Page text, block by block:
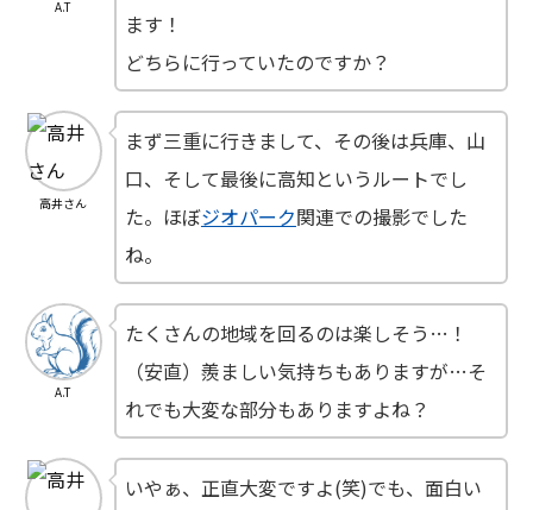
A.T
ます！
どちらに行っていたのですか？
高井さん
まず三重に行きまして、その後は兵庫、山
口、そして最後に高知というルートでし
た。ほぼジオパーク関連での撮影でした
ね。
A.T
たくさんの地域を回るのは楽しそう…！
（安直）羨ましい気持ちもありますが…そ
れでも大変な部分もありますよね？
いやぁ、正直大変ですよ(笑)でも、面白い